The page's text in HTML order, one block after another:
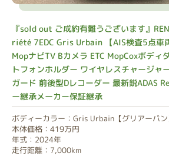
『sold out ご成約有難うございます』
riété 7EDC Gris Urbain 【AIS検査5点車
MopナビTV Bカメラ ETC MopCoxボディ
トフォンホルダー ワイヤレスチャージャ
ガード 前後型Dレコーダー 最新鋭ADAS
ー継承メーカー保証継承
ボディーカラー：Gris Urbain【グリアーバン
本体価格：419万円
年式：2024年
走行距離：7,000km